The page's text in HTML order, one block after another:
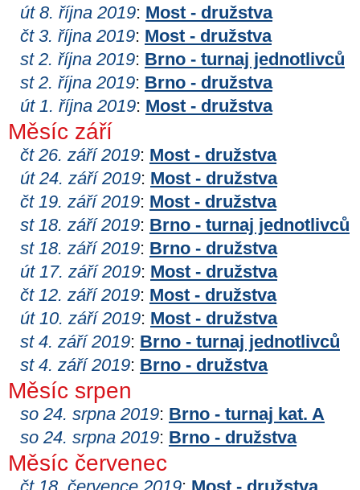
út 8. října 2019: Most - družstva
čt 3. října 2019: Most - družstva
st 2. října 2019: Brno - turnaj jednotlivců
st 2. října 2019: Brno - družstva
út 1. října 2019: Most - družstva
Měsíc září
čt 26. září 2019: Most - družstva
út 24. září 2019: Most - družstva
čt 19. září 2019: Most - družstva
st 18. září 2019: Brno - turnaj jednotlivců
st 18. září 2019: Brno - družstva
út 17. září 2019: Most - družstva
čt 12. září 2019: Most - družstva
út 10. září 2019: Most - družstva
st 4. září 2019: Brno - turnaj jednotlivců
st 4. září 2019: Brno - družstva
Měsíc srpen
so 24. srpna 2019: Brno - turnaj kat. A
so 24. srpna 2019: Brno - družstva
Měsíc červenec